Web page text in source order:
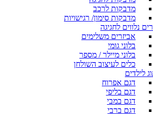
מדבקות לרכב
מדבקות סימון/ רגישויות
נלווים לחגיגה
אביזרים משלימים
בלוני גומי
בלוני מיילר / מספר
כלים לעיצוב השולחן
לילדים
דגם אפרוח
דגם בליפי
דגם במבי
דגם ברבי